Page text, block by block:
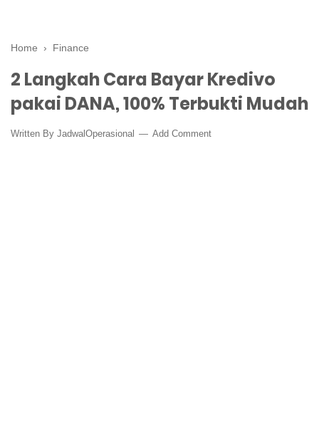
Home › Finance
2 Langkah Cara Bayar Kredivo
pakai DANA, 100% Terbukti Mudah
Written By JadwalOperasional Add Comment